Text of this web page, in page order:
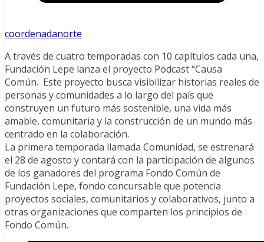
coordenadanorte
A través de cuatro temporadas con 10 capítulos cada una,
Fundación Lepe lanza el proyecto Podcast “Causa
Común. Este proyecto busca visibilizar historias reales de
personas y comunidades a lo largo del país que
construyen un futuro más sostenible, una vida más
amable, comunitaria y la construcción de un mundo más
centrado en la colaboración.
La primera temporada llamada Comunidad, se estrenará
el 28 de agosto y contará con la participación de algunos
de los ganadores del programa Fondo Común de
Fundación Lepe, fondo concursable que potencia
proyectos sociales, comunitarios y colaborativos, junto a
otras organizaciones que comparten los principios de
Fondo Común.